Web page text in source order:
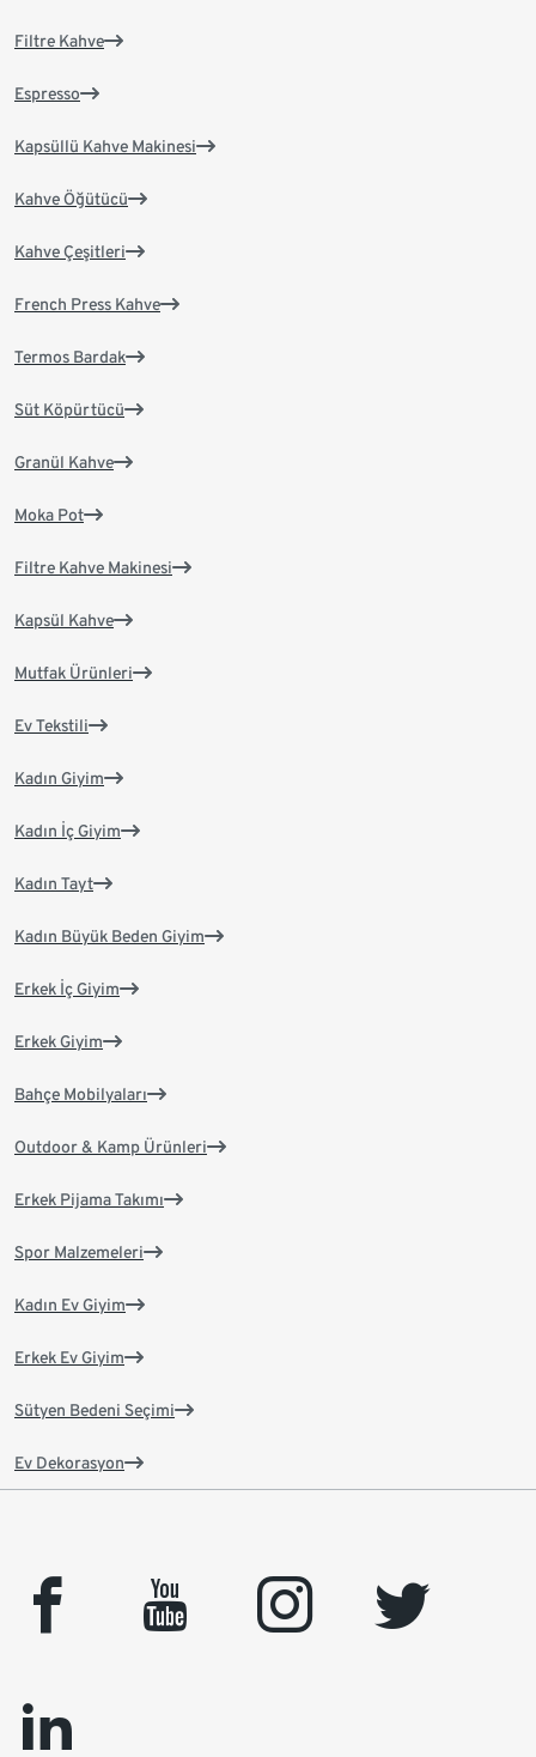
Filtre Kahve
Espresso
Kapsüllü Kahve Makinesi
Kahve Öğütücü
Kahve Çeşitleri
French Press Kahve
Termos Bardak
Süt Köpürtücü
Granül Kahve
Moka Pot
Filtre Kahve Makinesi
Kapsül Kahve
Mutfak Ürünleri
Ev Tekstili
Kadın Giyim
Kadın İç Giyim
Kadın Tayt
Kadın Büyük Beden Giyim
Erkek İç Giyim
Erkek Giyim
Bahçe Mobilyaları
Outdoor & Kamp Ürünleri
Erkek Pijama Takımı
Spor Malzemeleri
Kadın Ev Giyim
Erkek Ev Giyim
Sütyen Bedeni Seçimi
Ev Dekorasyon
facebook youtube instagram
twitter
linkedin